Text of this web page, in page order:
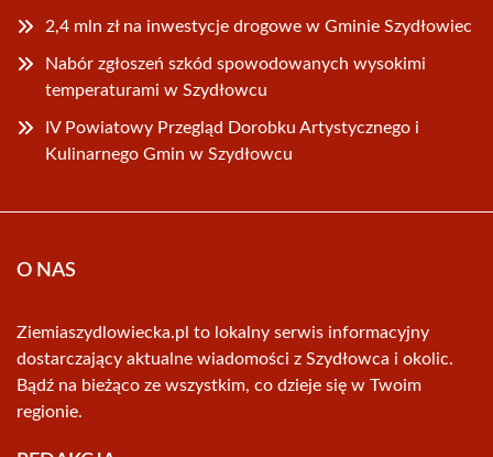
2,4 mln zł na inwestycje drogowe w Gminie Szydłowiec
Nabór zgłoszeń szkód spowodowanych wysokimi
temperaturami w Szydłowcu
IV Powiatowy Przegląd Dorobku Artystycznego i
Kulinarnego Gmin w Szydłowcu
O NAS
Ziemiaszydlowiecka.pl to lokalny serwis informacyjny
dostarczający aktualne wiadomości z Szydłowca i okolic.
Bądź na bieżąco ze wszystkim, co dzieje się w Twoim
regionie.